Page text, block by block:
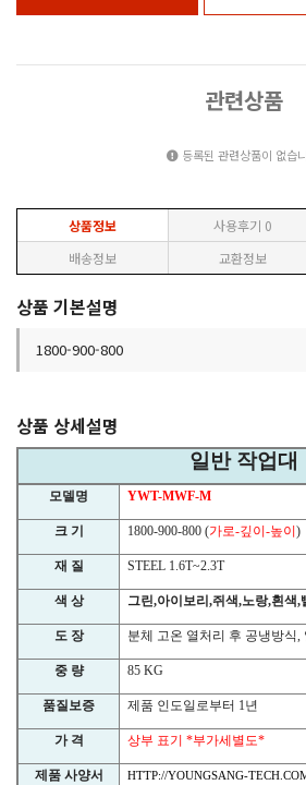
관련상품
등록된 관련상품이 없습
상품정보 사용후기 0
배송정보
교환정보
상품 기본설명
1800-900-800
상품 상세설명
일반 작업대
모델명 YWT-MWF-M
크 기 1800-900-800 (가로-깊이 -높이 )
재 질 STEEL 1.6T~2.3T
색 상 그린,아이보리 ,쥐색,노랑,흰색,
도 장 분체 고온 열처리 후 공냉방식,
중 량 85 KG
품질보증 제품 인도일로부터 1년
가 격 상부 표기 *부가세별도*
제품 사양서 HTTP://YOUNGSANG-